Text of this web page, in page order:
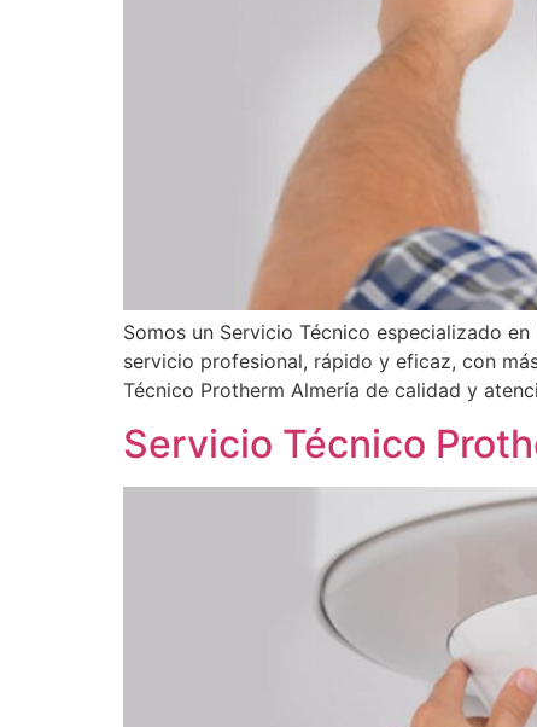
Somos un Servicio Técnico especializado
servicio profesional, rápido y eficaz, con
Técnico Protherm Almería de calidad y
Servicio Técnico